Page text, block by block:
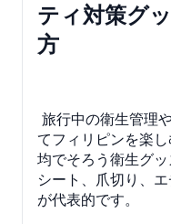
ティ対策グ
方
旅行中の衛生管理
てフィリピンを楽
均でそろう衛生グ
シート、爪切り、
が代表的です。